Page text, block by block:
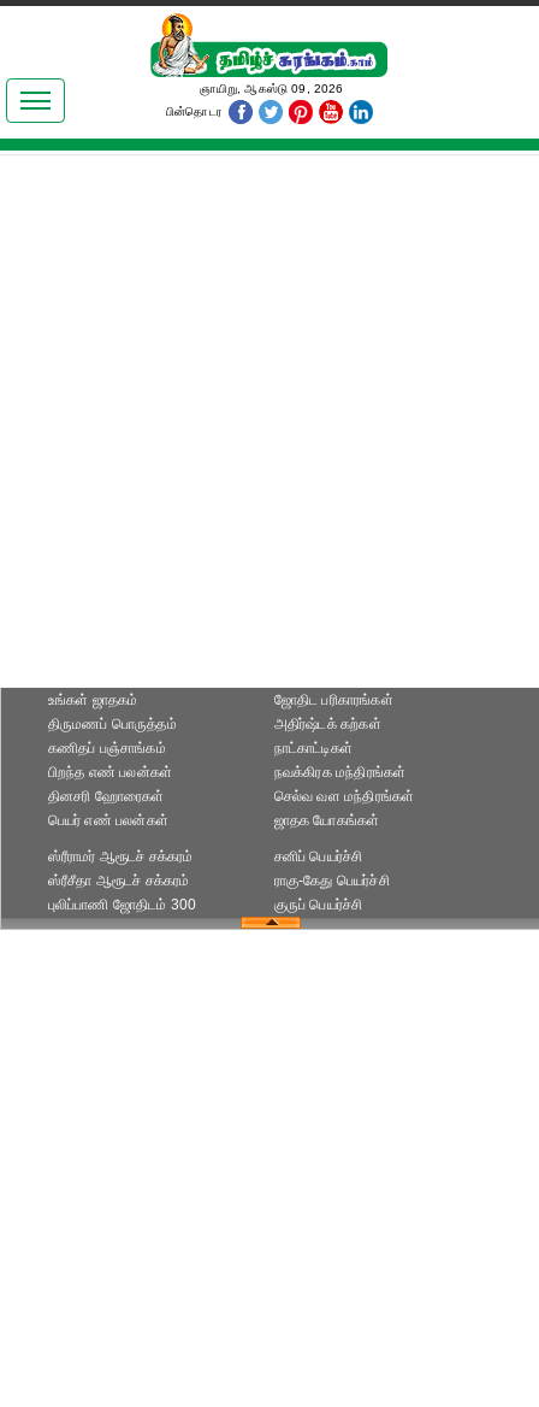
இலக்கியங்கள்
தமிழ் உலகம்
ஞாயிறு, ஆகஸ்டு 09, 2026
பின்தொடர
உங்கள் ஜாதகம்
திருமணப் பொருத்தம்
கணிதப் பஞ்சாங்கம்
ஜோதிட ப‌ரிகார‌ங்க‌ள்
அதிர்ஷ்டக் கற்கள்
நாட்காட்டிகள்
பிறந்த எண் பலன்கள்
தினசரி ஹோரைகள்
பெயர் எண் பலன்கள்
நவக்கிரக மந்திரங்கள்
செல்வ வள மந்திரங்கள்
ஜாதக யோகங்கள்
ஸ்ரீராமர் ஆரூடச் சக்கரம்
ஸ்ரீசீதா ஆரூடச் சக்கரம்
புலிப்பாணி ஜோதிடம் 300
சனிப் பெயர்ச்சி
ராகு-கேது பெயர்ச்சி
குருப் பெயர்ச்சி